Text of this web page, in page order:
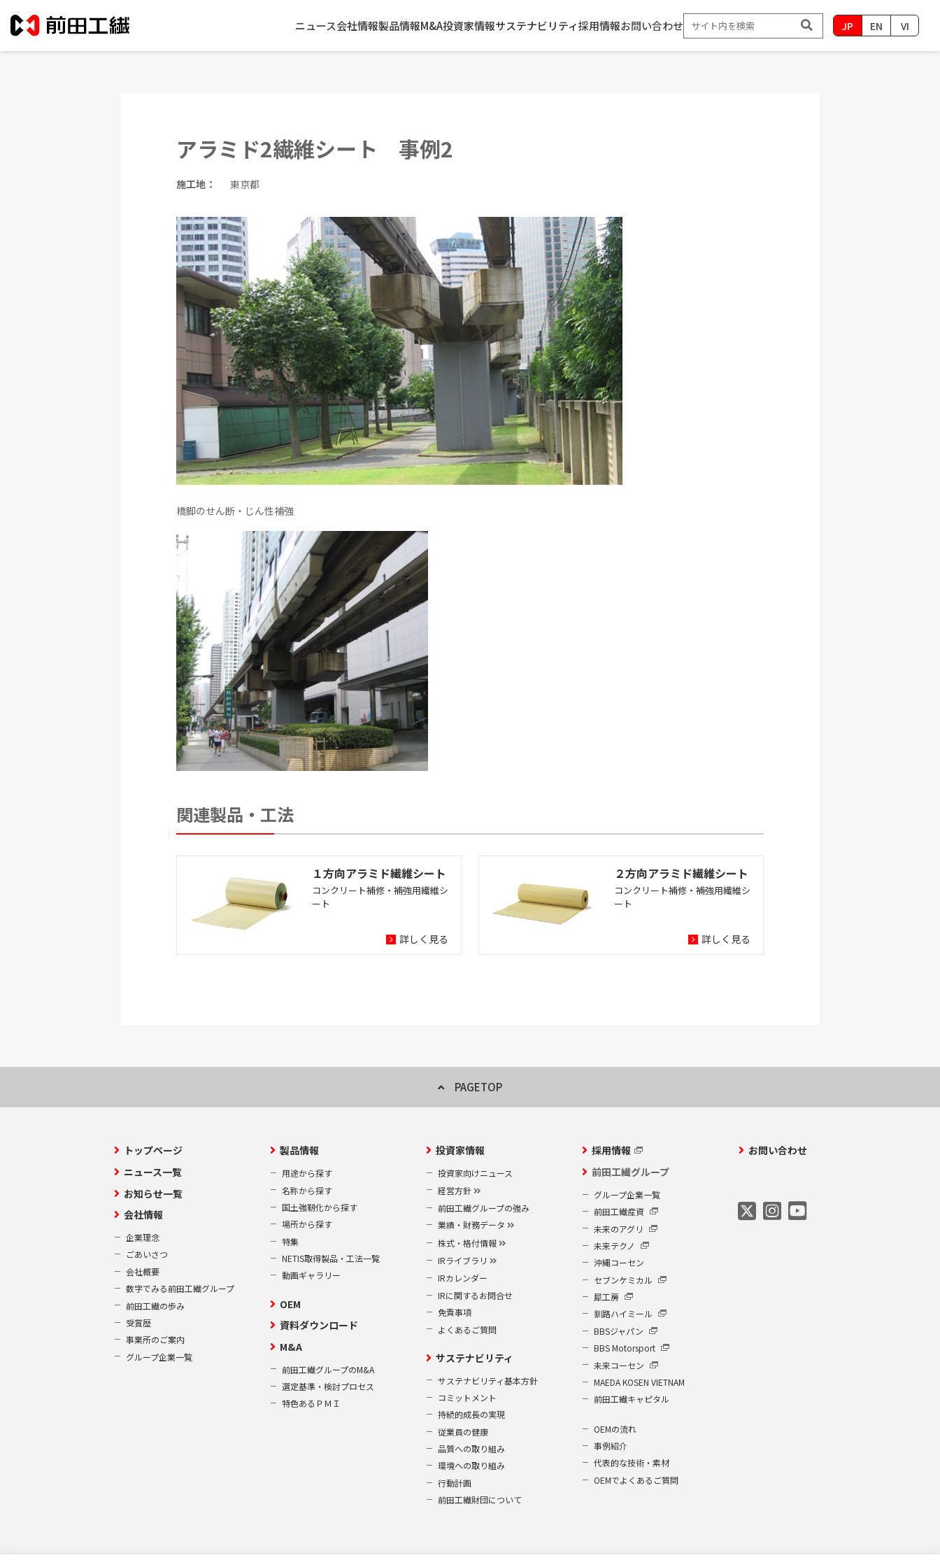
ニュース会社情報製品情報M&A投資家情報サステナビリティ採用情報お問い合わせ JP EN VI
アラミド2繊維シート 事例2
施工地： 東京都
橋脚のせん断・じん性補強
関連製品・工法
１方向アラミド繊維シート
コンクリート補修・補強用繊維シ
ート
詳しく見る
２方向アラミド繊維シート
コンクリート補修・補強用繊維シ
ート
詳しく見る
PAGETOP
トップページ
ニュース一覧
お知らせ一覧
会社情報
企業理念
ごあいさつ
会社概要
数字でみる前田工繊グループ
前田工繊の歩み
受賞歴
事業所のご案内
グループ企業一覧
製品情報
用途から探す
名称から探す
国土強靭化から探す
場所から探す
特集
NETIS取得製品・工法一覧
動画ギャラリー
OEM
資料ダウンロード
M&A
前田工繊グループのM&A
選定基準・検討プロセス
特色あるＰＭＩ
投資家情報
投資家向けニュース
経営方針
前田工繊グループの強み
業績・財務データ
株式・格付情報
IRライブラリ
IRカレンダー
IRに関するお問合せ
免責事項
よくあるご質問
サステナビリティ
サステナビリティ基本方針
コミットメント
持続的成長の実現
従業員の健康
品質への取り組み
環境への取り組み
行動計画
前田工繊財団について
採用情報
前田工繊グループ
グループ企業一覧
前田工繊産資
未来のアグリ
未来テクノ
沖縄コーセン
セブンケミカル
犀工房
釧路ハイミール
BBSジャパン
BBS Motorsport
未来コーセン
MAEDA KOSEN VIETNAM
前田工繊キャピタル
OEMの流れ
事例紹介
代表的な技術・素材
OEMでよくあるご質問
お問い合わせ